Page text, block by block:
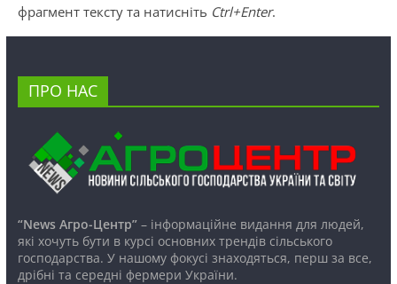
фрагмент тексту та натисніть Ctrl+Enter.
ПРО НАС
“News Агро-Центр”– інформаційне видання для людей,
які хочуть бути в курсі основних трендів сільського
господарства. У нашому фокусі знаходяться, перш за все,
дрібні та середні фермери України.